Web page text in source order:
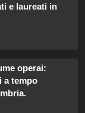
e laureati in
operai:
a tempo